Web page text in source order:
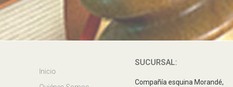
Inicio
SUCURSAL:
Compañía esquina Morandé,